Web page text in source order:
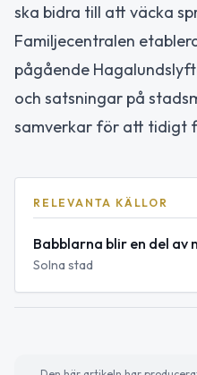
ska bidra till att väcka
Familjecentralen
pågående
och satsningar på
samverkar för att tidigt
RELEVANTA KÄLLOR
Babblarna blir en del av
Solna stad